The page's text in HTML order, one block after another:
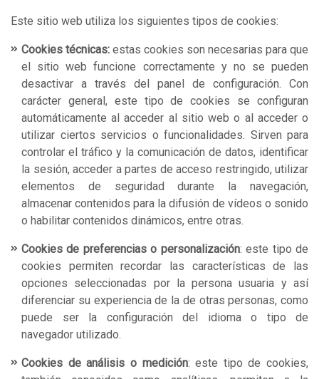
Este sitio web utiliza los siguientes tipos de cookies:
Cookies técnicas: estas cookies son necesarias para que
el sitio web funcione correctamente y no se pueden
desactivar a través del panel de configuración. Con
carácter general, este tipo de cookies se configuran
automáticamente al acceder al sitio web o al acceder o
utilizar ciertos servicios o funcionalidades. Sirven para
controlar el tráfico y la comunicación de datos, identificar
la sesión, acceder a partes de acceso restringido, utilizar
elementos de seguridad durante la navegación,
almacenar contenidos para la difusión de vídeos o sonido
o habilitar contenidos dinámicos, entre otras.
Cookies de preferencias o personalización: este tipo de
cookies permiten recordar las características de las
opciones seleccionadas por la persona usuaria y así
diferenciar su experiencia de la de otras personas, como
puede ser la configuración del idioma o tipo de
navegador utilizado.
Cookies de análisis o medición: este tipo de cookies,